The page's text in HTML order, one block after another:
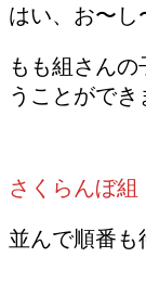
はい、お〜し
もも組さん
うことができ
さくらんぼ組
並んで順番